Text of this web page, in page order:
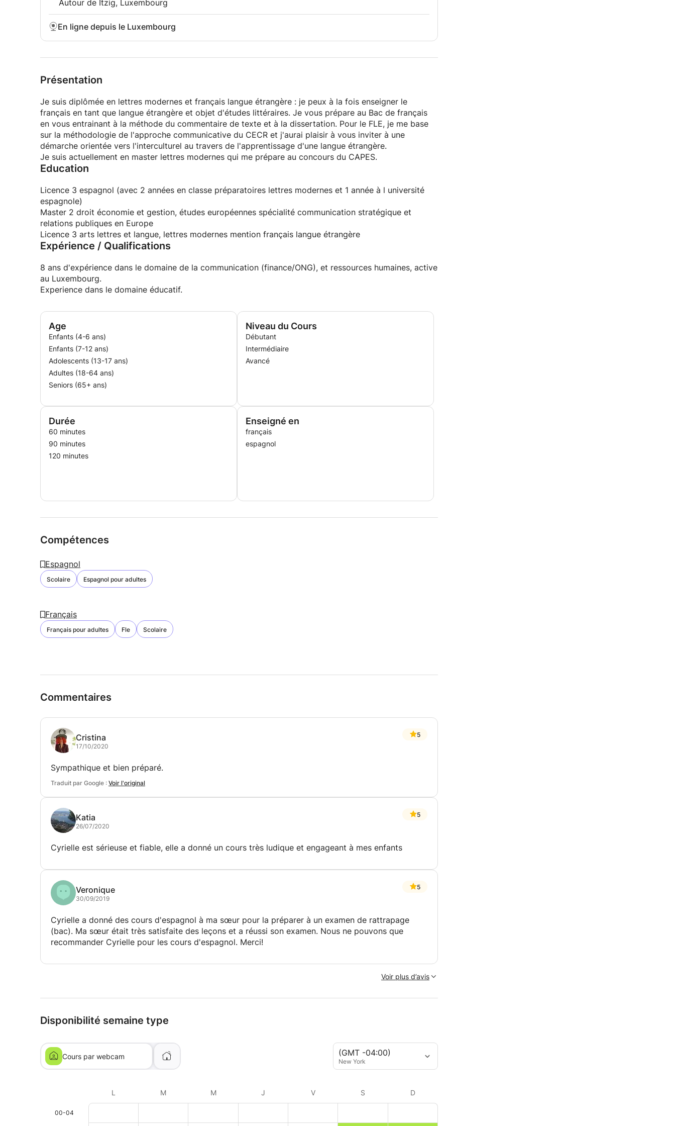
Autour de Itzig, Luxembourg
En ligne depuis le Luxembourg
Présentation
Je suis diplômée en lettres modernes et français langue étrangère : je peux à la fois enseigner le
français en tant que langue étrangère et objet d'études littéraires. Je vous prépare au Bac de français
en vous entrainant à la méthode du commentaire de texte et à la dissertation. Pour le FLE, je me base
sur la méthodologie de l'approche communicative du CECR et j'aurai plaisir à vous inviter à une
démarche orientée vers l'interculturel au travers de l'apprentissage d'une langue étrangère.
Je suis actuellement en master lettres modernes qui me prépare au concours du CAPES.
Education
Licence 3 espagnol (avec 2 années en classe préparatoires lettres modernes et 1 année à l université
espagnole)
Master 2 droit économie et gestion, études européennes spécialité communication stratégique et
relations publiques en Europe
Licence 3 arts lettres et langue, lettres modernes mention français langue étrangère
Expérience / Qualifications
8 ans d'expérience dans le domaine de la communication (finance/ONG), et ressources humaines, active
au Luxembourg.
Experience dans le domaine éducatif.
Age
Enfants (4-6 ans)
Enfants (7-12 ans)
Adolescents (13-17 ans)
Adultes (18-64 ans)
Seniors (65+ ans)
Niveau du Cours
Débutant
Intermédiaire
Avancé
Durée
60 minutes
90 minutes
120 minutes
Enseigné en
français
espagnol
Compétences
Espagnol
Scolaire Espagnol pour adultes
Français
Français pour adultes Fle Scolaire
Commentaires
Cristina
17/10/2020
5
Sympathique et bien préparé.
Traduit par Google : Voir l'original
Katia
26/07/2020
5
Cyrielle est sérieuse et fiable, elle a donné un cours très ludique et engageant à mes enfants
Veronique
30/09/2019
5
Cyrielle a donné des cours d'espagnol à ma sœur pour la préparer à un examen de rattrapage
(bac). Ma sœur était très satisfaite des leçons et a réussi son examen. Nous ne pouvons que
recommander Cyrielle pour les cours d'espagnol. Merci!
Voir plus d’avis
Disponibilité semaine type
(GMT -04:00)
New York
Cours par webcam
L M M J V S D
00-04